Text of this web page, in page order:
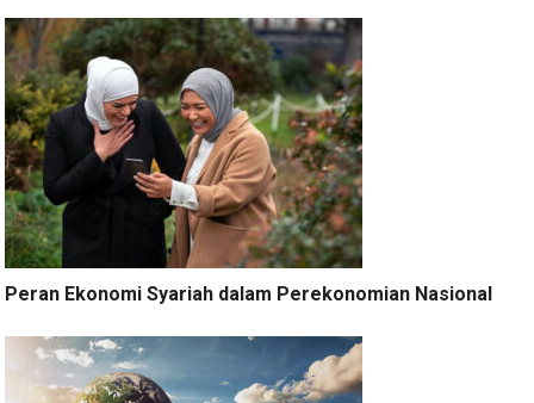
Peran Ekonomi Syariah dalam Perekonomian Nasional